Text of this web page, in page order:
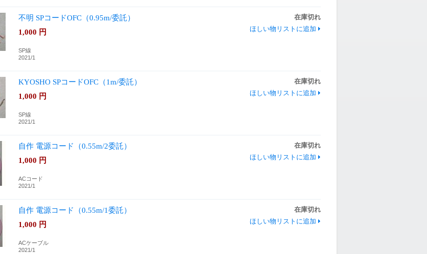
不明 SPコードOFC（0.95m/委託）
在庫切れ
ほしい物リストに追加
1,000 円
SP線
2021/1
KYOSHO SPコードOFC（1m/委託）
在庫切れ
ほしい物リストに追加
1,000 円
SP線
2021/1
自作 電源コード（0.55m/2委託）
在庫切れ
ほしい物リストに追加
1,000 円
ACコード
2021/1
自作 電源コード（0.55m/1委託）
在庫切れ
ほしい物リストに追加
1,000 円
ACケーブル
2021/1